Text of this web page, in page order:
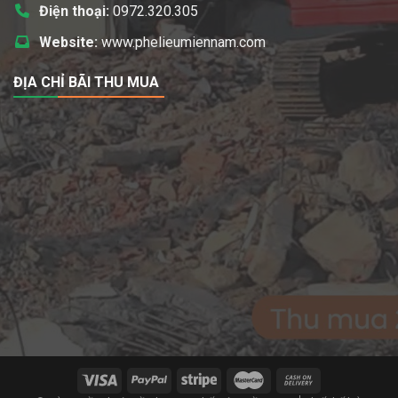
Điện thoại: 0972.320.305
Website: www.phelieumiennam.com
ĐỊA CHỈ BÃI THU MUA